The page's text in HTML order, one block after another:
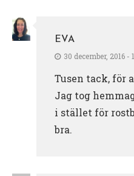
EVA
30 december, 2016 -
Tusen tack, för
Jag tog
i stället för
bra.